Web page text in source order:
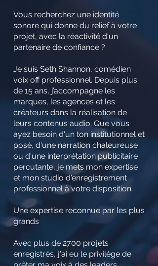
Vous recherchez une identité
sonore qui donne du relief à votre
projet, avec la réactivité d'un
partenaire de confiance ?
Je suis Seth Shannon, comédien
voix off professionnel. Depuis plus
de 15 ans, j’accompagne les
marques, les agences et les
créateurs dans la réalisation de
leurs contenus audio. Que vous
ayez besoin d'un ton institutionnel et
posé, d'une narration chaleureuse
ou d'une interprétation publicitaire
percutante, je mets mon expertise
et mon studio d'enregistrement
professionnel à votre disposition.
Une expertise reconnue par les plus
grands
Avec plus de 2700 projets
enregistrés, j'ai eu le privilège de